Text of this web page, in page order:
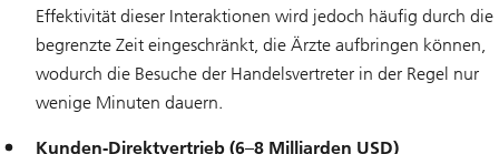
Effektivität dieser Interaktionen wird jedoch häufig durch die
begrenzte Zeit eingeschränkt, die Ärzte aufbringen können,
wodurch die Besuche der Handelsvertreter in der Regel nur
wenige Minuten dauern.
Kunden-Direktvertrieb (6–8 Milliarden USD)